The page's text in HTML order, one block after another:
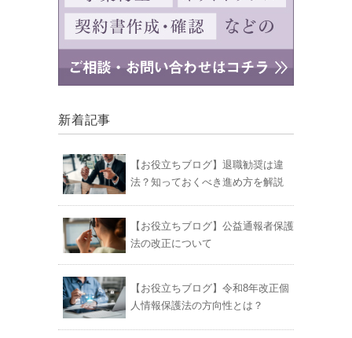
新着記事
【お役立ちブログ】退職勧奨は違
法？知っておくべき進め方を解説
【お役立ちブログ】公益通報者保護
法の改正について
【お役立ちブログ】令和8年改正個
人情報保護法の方向性とは？